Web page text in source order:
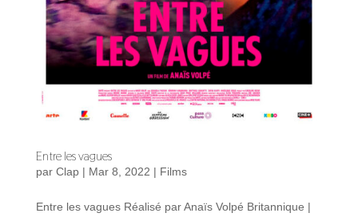
Entre les vagues
par Clap| Mar 8, 2022 | Films
Entre les vagues Réalisé par Anaïs Volpé Britannique |